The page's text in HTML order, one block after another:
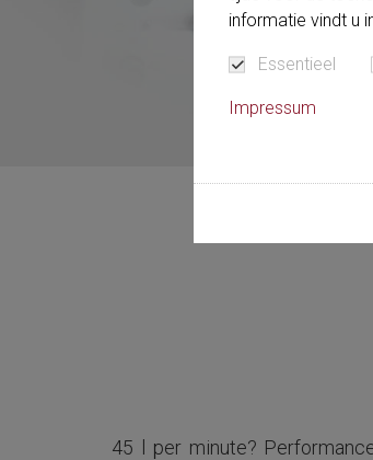
informatie vindt u
Essentieel
Impressum
45 l per minute?